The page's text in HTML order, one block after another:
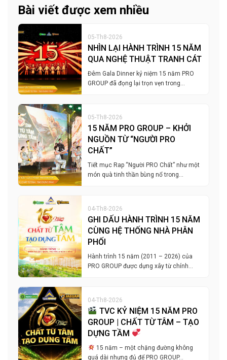
Bài viết được xem nhiều
05-Th8-2026
NHÌN LẠI HÀNH TRÌNH 15 NĂM
QUA NGHỆ THUẬT TRANH CÁT
Đêm Gala Dinner kỷ niệm 15 năm PRO
GROUP đã đọng lại trọn vẹn trong…
05-Th8-2026
15 NĂM PRO GROUP – KHỞI
NGUỒN TỪ “NGƯỜI PRO
CHẤT”
Tiết mục Rap “Người PRO Chất” như một
món quà tinh thần bùng nổ trong…
04-Th8-2026
GHI DẤU HÀNH TRÌNH 15 NĂM
CÙNG HỆ THỐNG NHÀ PHÂN
PHỐI
Hành trình 15 năm (2011 – 2026) của
PRO GROUP được dựng xây từ chính…
04-Th8-2026
TVC KỶ NIỆM 15 NĂM PRO
GROUP | CHẤT TỪ TÂM – TẠO
DỰNG TẦM
15 năm – một chặng đường không
quá dài nhưng đủ để PRO GROUP…